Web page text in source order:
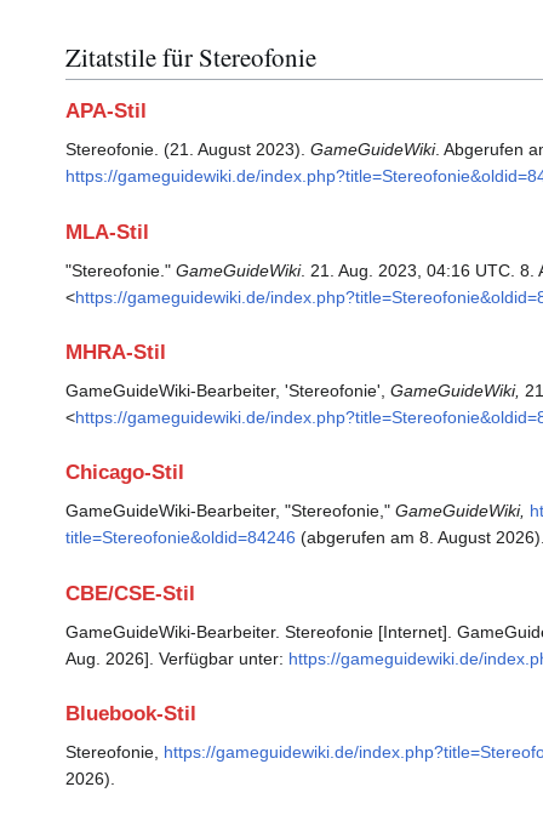
Zitatstile für Stereofonie
APA-Stil
Stereofonie. (21. August 2023). GameGuideWiki. Abgerufen
https://gameguidewiki.de/
MLA-Stil
"Stereofonie." GameGuideWiki. 21. Aug. 2023, 04:16 UTC. 8.
<https://gameguidewiki.de/
MHRA-Stil
GameGuideWiki-Bearbeiter, 'Stereofonie', GameGuideWiki,
<https://gameguidewiki.de/
Chicago-Stil
GameGuideWiki-Bearbeiter, "Stereofonie," GameGuideWiki,
title=Stereofonie&oldid=84246 (abgerufen am 8. August
CBE/CSE-Stil
GameGuideWiki-Bearbeiter. Stereofonie [Internet].
Aug. 2026]. Verfügbar unter: https://gameguidewiki.de/
Bluebook-Stil
Stereofonie, https://gameguidewiki.de/
2026).